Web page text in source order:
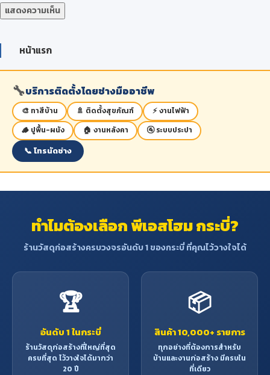
หน้าแรก
🔧บริการติดตั้งโดยช่างมืออาชีพ
🎨 ทาสีบ้าน 🚿 ติดตั้งสุขภัณฑ์
⚡ งานไฟฟ้า
🪵 ปูพื้น-ผนัง
🏠 งานหลังคา 🚰 ระบบประปา
📞 โทรนัดช่าง
ทำไมต้องเลือก พีเอสโฮม กระบี่?
ร้านวัสดุก่อสร้างครบวงจรอันดับ 1 ของกระบี่ ที่คุณไว้วางใจได้
🏆
อันดับ 1 ในกระบี่
ร้านวัสดุก่อสร้างที่ใหญ่ที่สุด
ครบที่สุด ไว้วางใจได้มากว่า
20 ปี
📦
สินค้า 10,000+ รายการ
ทุกอย่างที่ต้องการสำหรับ
บ้านและงานก่อสร้าง มีครบใน
ที่เดียว